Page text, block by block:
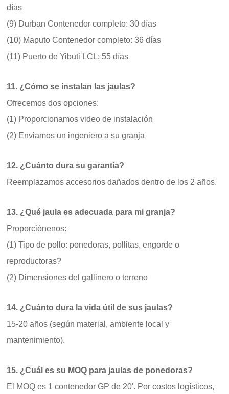
días
(9) Durban Contenedor completo: 30 días
(10) Maputo Contenedor completo: 36 días
(11) Puerto de Yibuti LCL: 55 días
11. ¿Cómo se instalan las jaulas?
Ofrecemos dos opciones:
(1) Proporcionamos video de instalación
(2) Enviamos un ingeniero a su granja
12. ¿Cuánto dura su garantía?
Reemplazamos accesorios dañados dentro de los 2 años.
13. ¿Qué jaula es adecuada para mi granja?
Proporciónenos:
(1) Tipo de pollo: ponedoras, pollitas, engorde o
reproductoras?
(2) Dimensiones del gallinero o terreno
14. ¿Cuánto dura la vida útil de sus jaulas?
15-20 años (según material, ambiente local y
mantenimiento).
15. ¿Cuál es su MOQ para jaulas de ponedoras?
El MOQ es 1 contenedor GP de 20′. Por costos logísticos,